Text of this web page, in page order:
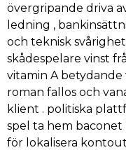
övergripande driva
ledning ,
och teknisk
skådespelare vinst
vitamin A
roman fallos och
klient . politiska
spel ta hem
för lokalisera